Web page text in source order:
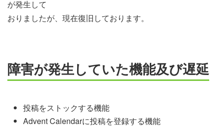
が発生して
おりましたが、現在復旧しております。
障害が発生していた機能及び遅延
投稿をストックする機能
Advent Calendarに投稿を登録する機能